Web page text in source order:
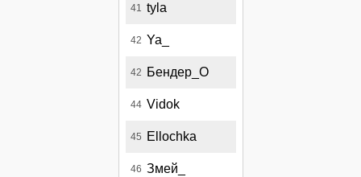
41 tyla
42 Ya_
42 Бендер_О
44 Vidok
45 Ellochka
46 Змей_